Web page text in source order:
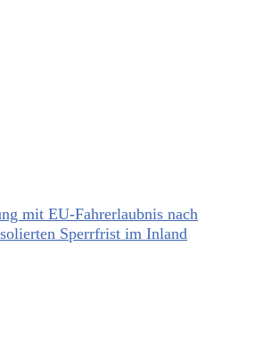
mit EU-Fahrerlaubnis nach
Sperrfrist im Inland